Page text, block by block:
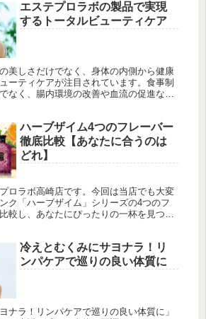
スリートだけでなく、健康意識の高い
。主な製品には、運動後のリカバリーに
CYCLE」と、美ボディ形成を助ける
」があります。Gran Moveは、ダイエッ
便秘や冷えなどの悩みを抱える方々にも
幅広いニーズに対応。
エステプロラボの製品で実現
するトータルビューティケア
美しさだけでなく、身体の内側から健康
ーティケアが注目されています。食事制
なく、腸内環境の改善や血流の促進な
ハーブザイム4つのフレーバー
徹底比較【あなたに合うのは
どれ】
ロラボ高崎店です。今回は当店でも大変
ク「ハーブザイム」シリーズの4つのフ
較し、あなたにぴったりの一杯を見つけ
冷えとむくみにサヨナラ！リ
ンパケアで巡りの良い体質に
ナラ！リンパケアで巡りの良い体質に」